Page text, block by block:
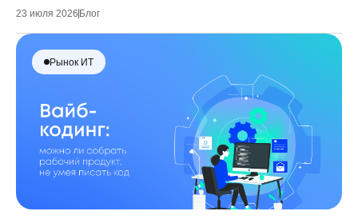
23 июля 2026 Блог
Рынок ИТ